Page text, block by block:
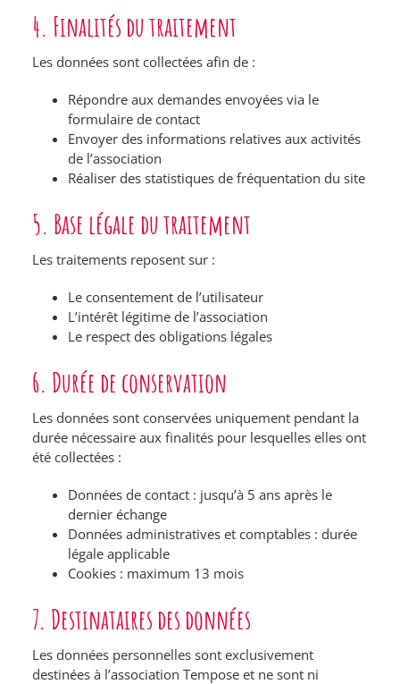
4. Finalités du traitement
Les données sont collectées afin de :
Répondre aux demandes envoyées via le
formulaire de contact
Envoyer des informations relatives aux activités
de l’association
Réaliser des statistiques de fréquentation du site
5. Base légale du traitement
Les traitements reposent sur :
Le consentement de l’utilisateur
L’intérêt légitime de l’association
Le respect des obligations légales
6. Durée de conservation
Les données sont conservées uniquement pendant la
durée nécessaire aux finalités pour lesquelles elles ont
été collectées :
Données de contact : jusqu’à 5 ans après le
dernier échange
Données administratives et comptables : durée
légale applicable
Cookies : maximum 13 mois
7. Destinataires des données
Les données personnelles sont exclusivement
destinées à l’association Tempose et ne sont ni